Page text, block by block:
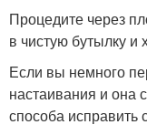
Процедите через
в чистую бутылку и
Если вы немного
настаивания и она
способа исправить